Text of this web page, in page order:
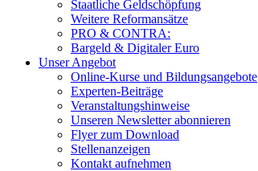
Staatliche Geldschöpfung
Weitere Reformansätze
PRO & CONTRA:
Bargeld & Digitaler Euro
Unser Angebot
Online-Kurse und Bildungsangebote
Experten-Beiträge
Veranstaltungshinweise
Unseren Newsletter abonnieren
Flyer zum Download
Stellenanzeigen
Kontakt aufnehmen